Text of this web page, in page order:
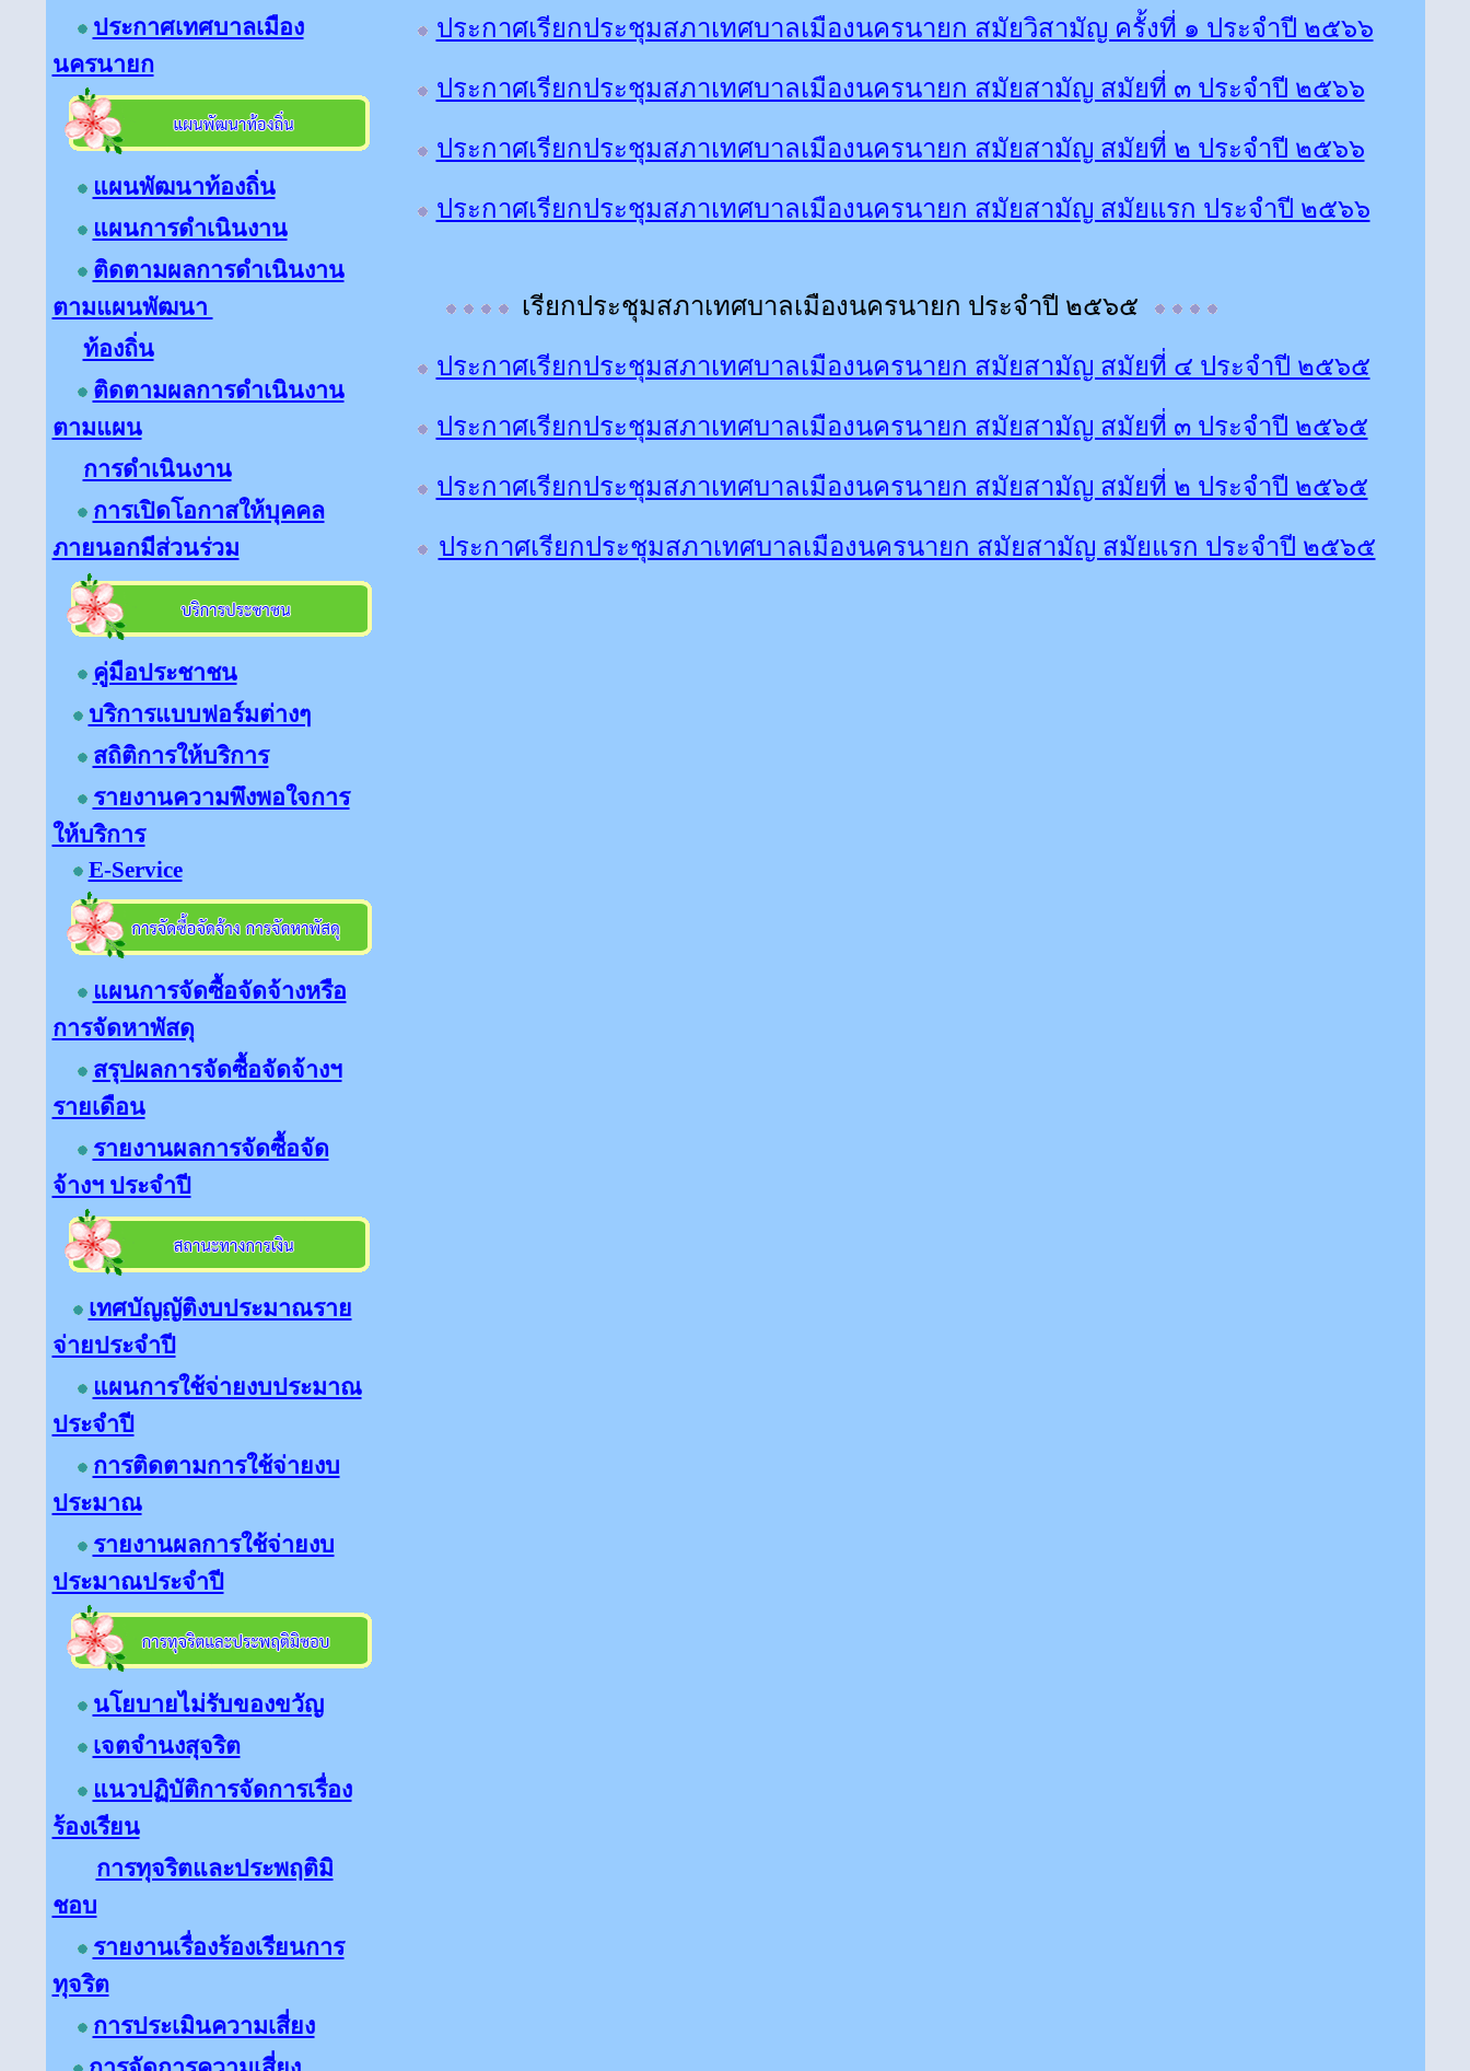
ประกาศเทศบาลเมือง
นครนายก
แผนพัฒนาท้องถิ่น
แผนการดำเนินงาน
ติดตามผลการดำเนินงาน
ตามแผนพัฒนา
ท้องถิ่น
ติดตามผลการดำเนินงาน
ตามแผน
การดำเนินงาน
การเปิดโอกาสให้บุคคล
ภายนอกมีส่วนร่วม
คู่มือประชาชน
บริการแบบฟอร์มต่างๆ
สถิติการให้บริการ
รายงานความพึงพอใจการ
ให้บริการ
E-Service
แผนการจัดซื้อจัดจ้างหรือ
การจัดหาพัสดุ
สรุปผลการจัดซื้อจัดจ้างฯ
รายเดือน
รายงานผลการจัดซื้อจัด
จ้างฯ ประจำปี
เทศบัญญัติงบประมาณราย
จ่ายประจำปี
แผนการใช้จ่ายงบประมาณ
ประจำปี
การติดตามการใช้จ่ายงบ
ประมาณ
รายงานผลการใช้จ่ายงบ
ประมาณประจำปี
นโยบายไม่รับของขวัญ
เจตจำนงสุจริต
แนวปฏิบัติการจัดการเรื่อง
ร้องเรียน
การทุจริตและประพฤติมิ
ชอบ
รายงานเรื่องร้องเรียนการ
ทุจริต
การประเมินความเสี่ยง
ประกาศเรียกประชุมสภาเทศบาลเมืองนครนายก สมัยวิสามัญ ครั้งที่ ๑ ประจำปี ๒๕๖๖
ประกาศเรียกประชุมสภาเทศบาลเมืองนครนายก สมัยสามัญ สมัยที่ ๓ ประจำปี ๒๕๖๖
ประกาศเรียกประชุมสภาเทศบาลเมืองนครนายก สมัยสามัญ สมัยที่ ๒ ประจำปี ๒๕๖๖
ประกาศเรียกประชุมสภาเทศบาลเมืองนครนายก สมัยสามัญ สมัยแรก ประจำปี ๒๕๖๖
เรียกประชุมสภาเทศบาลเมืองนครนายก ประจำปี ๒๕๖๕
ประกาศเรียกประชุมสภาเทศบาลเมืองนครนายก สมัยสามัญ สมัยที่ ๔ ประจำปี ๒๕๖๕
ประกาศเรียกประชุมสภาเทศบาลเมืองนครนายก สมัยสามัญ สมัยที่ ๓ ประจำปี ๒๕๖๕
ประกาศเรียกประชุมสภาเทศบาลเมืองนครนายก สมัยสามัญ สมัยที่ ๒ ประจำปี ๒๕๖๕
ประกาศเรียกประชุมสภาเทศบาลเมืองนครนายก สมัยสามัญ สมัยแรก ประจำปี ๒๕๖๕